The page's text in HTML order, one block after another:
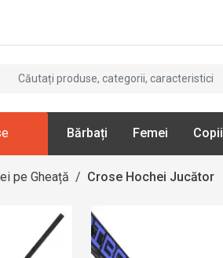
Bărbați Femei Copii
pe Gheață / Crose Hochei Jucător